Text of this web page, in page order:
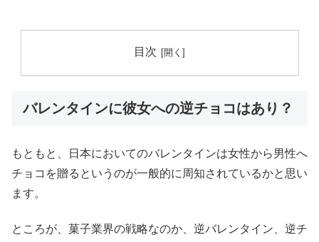
目次
バレンタインに彼女への逆チョコはあり？
もともと、日本においてのバレンタインは女性から男性へ
チョコを贈るというのが一般的に周知されているかと思い
ます。
ところが、菓子業界の戦略なのか、逆バレンタイン、逆チ